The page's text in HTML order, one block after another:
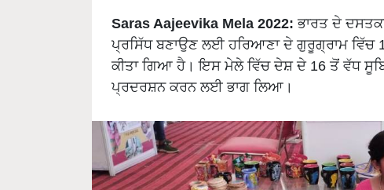
Saras Aajeevika Mela 2022: ਭਾਰਤ ਦੇ
ਪ੍ਰਸਿੱਧ ਬਣਾਉਣ ਲਈ ਹਰਿਆਣਾ ਦੇ ਗੁਰੂਗ੍ਰਾਮ ਵਿੱਚ
ਕੀਤਾ ਗਿਆ ਹੈ। ਇਸ ਮੇਲੇ ਵਿੱਚ ਦੇਸ਼ ਦੇ 16 ਤੋਂ ਵੱਧ
ਪ੍ਰਦਰਸ਼ਨ ਕਰਨ ਲਈ ਭਾਗ ਲਿਆ।